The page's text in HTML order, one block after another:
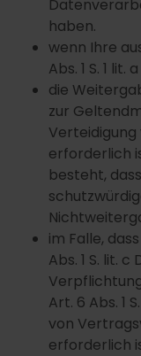
haben.
wenn Ihre
Abs. 1 S. 1
die
zur
erforderlich
besteht,
im Falle,
Abs. 1 S. lit.
Art. 6 Abs. 1
von
erforderlich